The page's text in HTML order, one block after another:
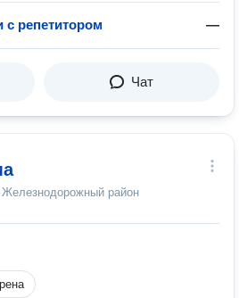
с репетитором —
Чат
Железнодорожный район